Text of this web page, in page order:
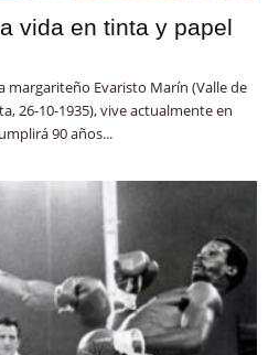
vida en tinta y papel
margariteño Evaristo Marín (Valle de
26-10-1935), vive actualmente en
90 años...